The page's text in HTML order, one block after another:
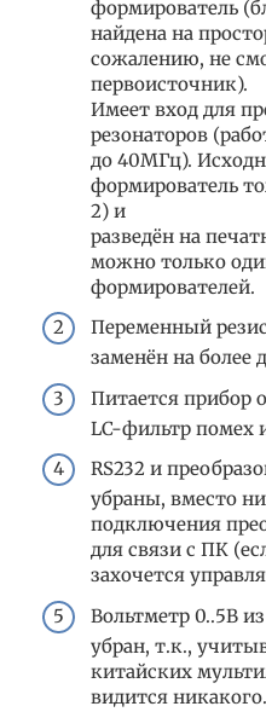
формирователь
найдена на
сожалению, не
первоисточник).
Имеет вход для
резонаторов
до 40МГц).
формирователь
2) и
разведён на
можно только
формирователей.
Переменный
заменён на более
Питается прибор
LC-фильтр помех
RS232 и
убраны, вместо
подключения
для связи с ПК
захочется
Вольтметр 0..5В
убран, т.к.,
китайских
видится никакого.